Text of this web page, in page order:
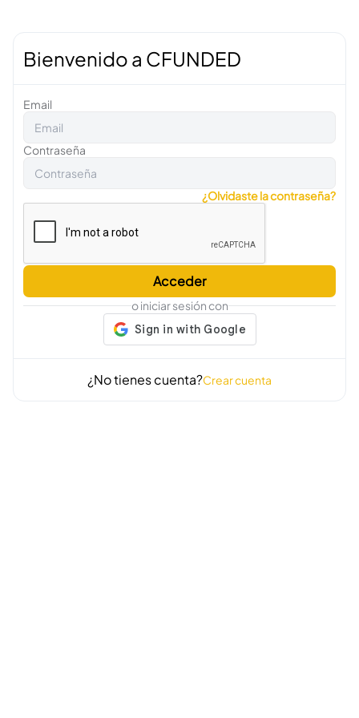
Bienvenido a CFUNDED
Email
Contraseña
¿Olvidaste la contraseña?
Acceder
o iniciar sesión con
¿No tienes cuenta?Crear cuenta